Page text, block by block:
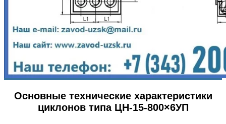
Основные технические характеристики
циклонов типа ЦН-15-800×6УП